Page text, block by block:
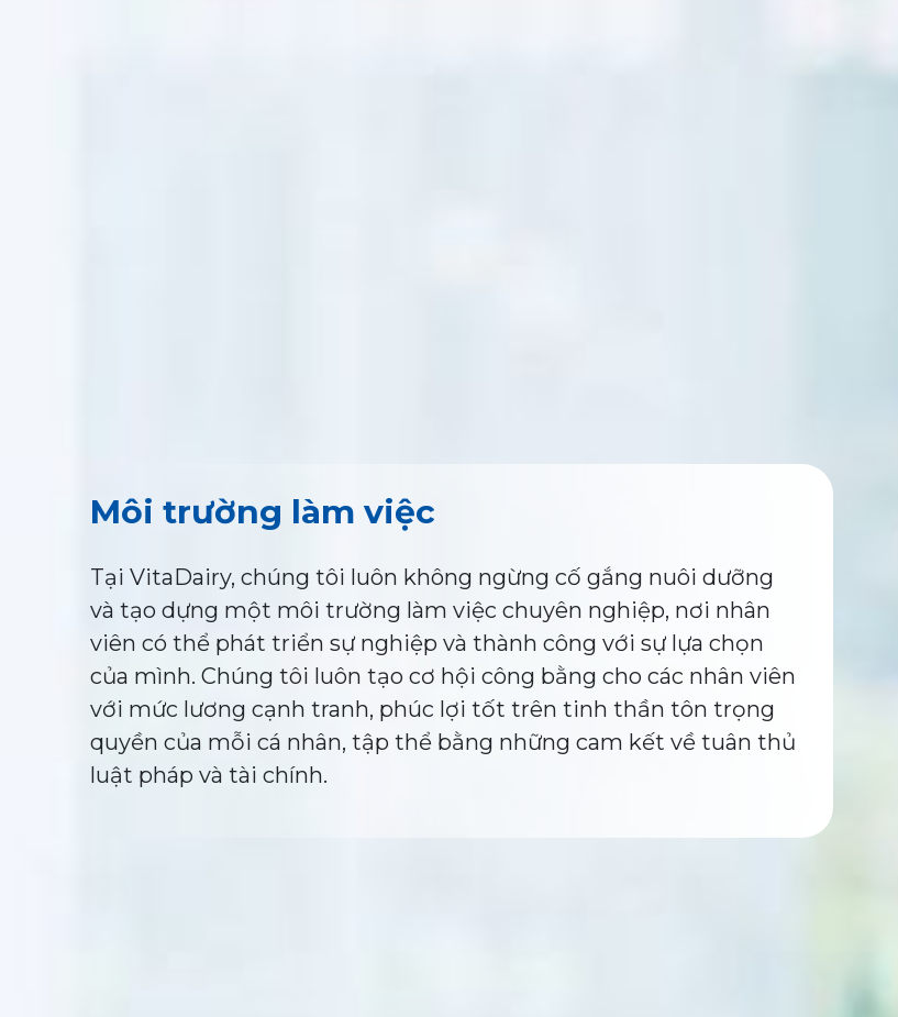
Môi trường làm việc
Tại VitaDairy, chúng tôi luôn không ngừng cố gắng nuôi dưỡng
và tạo dựng một môi trường làm việc chuyên nghiệp, nơi nhân
viên có thể phát triển sự nghiệp và thành công với sự lựa chọn
của mình. Chúng tôi luôn tạo cơ hội công bằng cho các nhân viên
với mức lương cạnh tranh, phúc lợi tốt trên tinh thần tôn trọng
quyền của mỗi cá nhân, tập thể bằng những cam kết về tuân thủ
luật pháp và tài chính.